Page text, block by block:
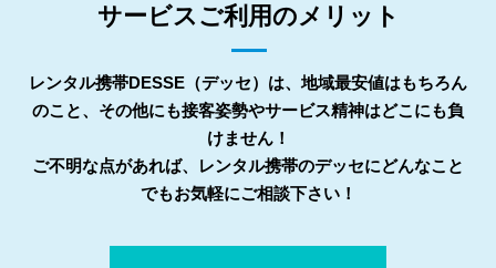
サービスご利用のメリット
レンタル携帯DESSE（デッセ）は、地域最安値はもちろん
のこと、その他にも接客姿勢やサービス精神はどこにも負
けません！
ご不明な点があれば、レンタル携帯のデッセにどんなこと
でもお気軽にご相談下さい！